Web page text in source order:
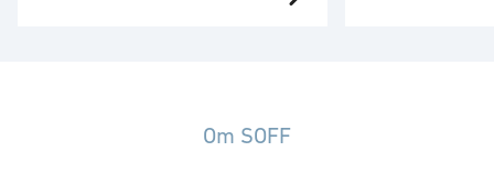
rör upphandling, försörjningssäkerhet och
Om SOFF